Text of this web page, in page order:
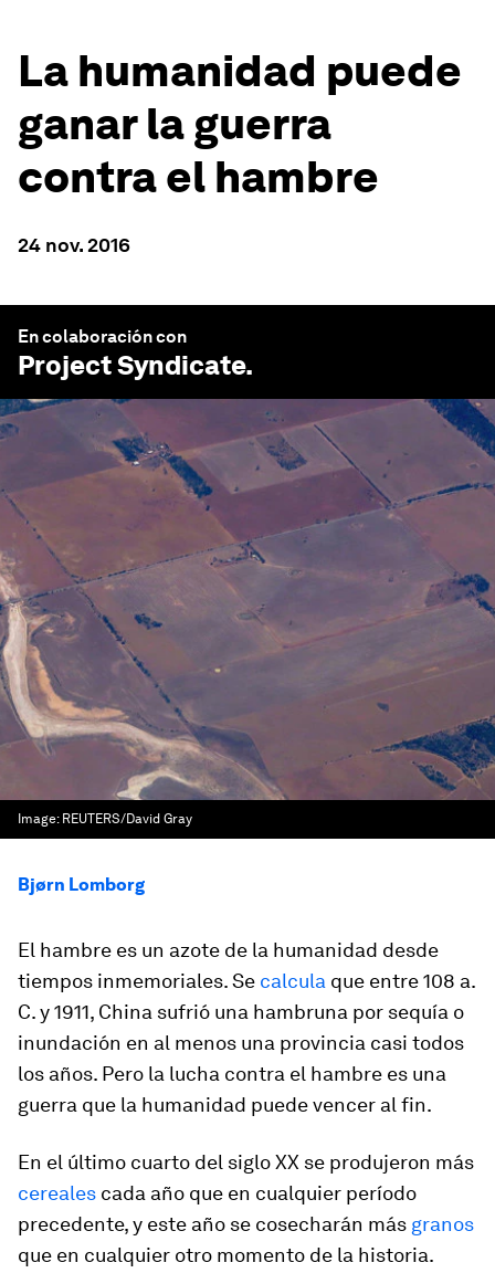
La humanidad puede
ganar la guerra
contra el hambre
24 nov. 2016
En colaboración con
Project Syndicate.
Image: REUTERS/David Gray
Bjørn Lomborg
El hambre es un azote de la humanidad desde
tiempos inmemoriales. Se calcula que entre 108 a.
C. y 1911, China sufrió una hambruna por sequía o
inundación en al menos una provincia casi todos
los años. Pero la lucha contra el hambre es una
guerra que la humanidad puede vencer al fin.
En el último cuarto del siglo XX se produjeron más
cereales cada año que en cualquier período
precedente, y este año se cosecharán más granos
que en cualquier otro momento de la historia.